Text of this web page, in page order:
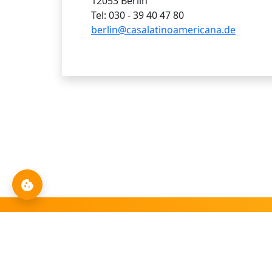
Tel: 030 - 39 40 47 80
berlin@casalatinoamericana.de